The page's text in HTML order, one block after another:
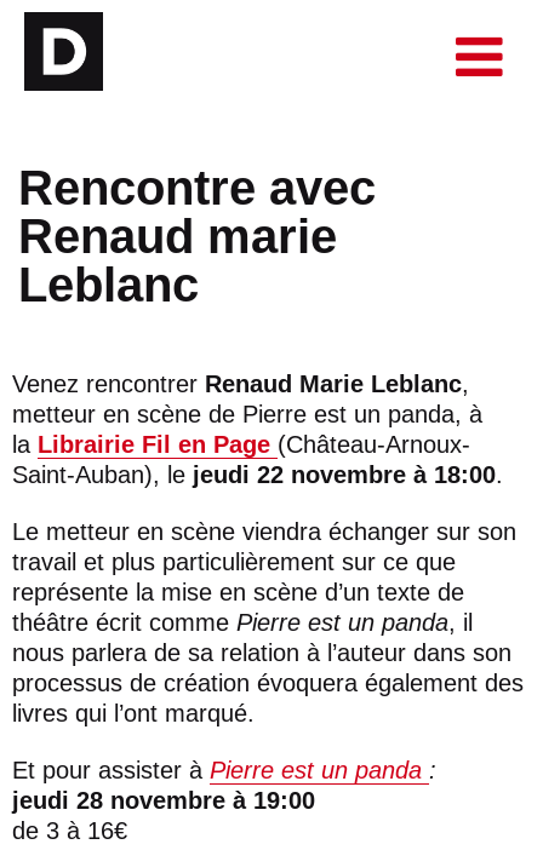
Rencontre avec
Renaud marie
Leblanc
Venez rencontrer Renaud Marie Leblanc,
metteur en scène de Pierre est un panda, à
la Librairie Fil en Page (Château-Arnoux-
Saint-Auban), le jeudi 22 novembre à 18:00.
Le metteur en scène viendra échanger sur son
travail et plus particulièrement sur ce que
représente la mise en scène d’un texte de
théâtre écrit comme Pierre est un panda, il
nous parlera de sa relation à l’auteur dans son
processus de création évoquera également des
livres qui l’ont marqué.
Et pour assister à Pierre est un panda :
jeudi 28 novembre à 19:00
de 3 à 16€